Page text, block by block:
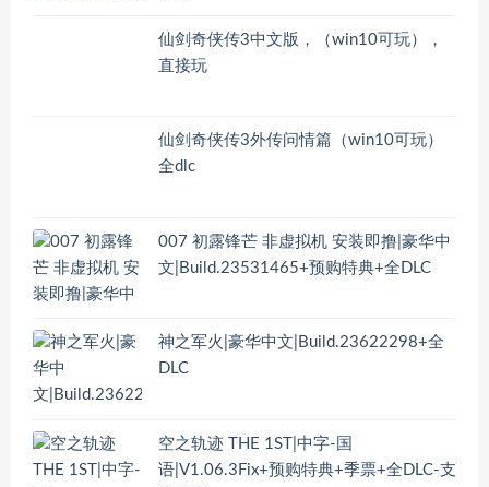
仙剑奇侠传3中文版，（win10可玩），
直接玩
仙剑奇侠传3外传问情篇（win10可玩）
全dlc
007 初露锋芒 非虚拟机 安装即撸|豪华中
文|Build.23531465+预购特典+全DLC
神之军火|豪华中文|Build.23622298+全
DLC
空之轨迹 THE 1ST|中字-国
语|V1.06.3Fix+预购特典+季票+全DLC-支